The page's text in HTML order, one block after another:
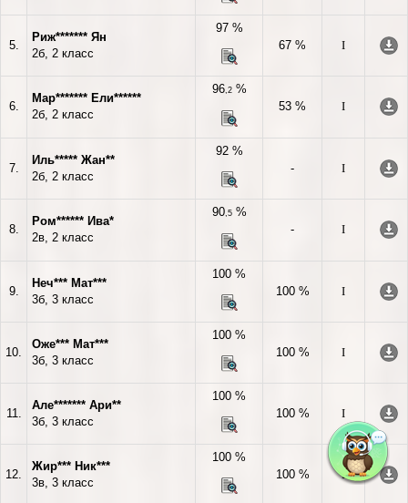
5.
Риж******* Ян
2б, 2 класс
97 %
67 %
I
6.
Мар******* Ели******
2б, 2 класс
96,2%
53 %
I
7.
Иль***** Жан**
2б, 2 класс
92 %
-
I
8.
Ром****** Ива*
2в, 2 класс
90,5%
-
I
9.
Неч*** Мат***
3б, 3 класс
100 %
100 %
I
10.
Оже*** Мат***
3б, 3 класс
100 %
100 %
I
11.
Але******* Ари**
3б, 3 класс
100 %
100 %
I
12.
Жир*** Ник***
3в, 3 класс
100 %
100 %
I